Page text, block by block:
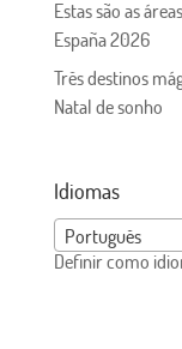
Estas são as
España 2026
Três destinos
Natal de sonho
Idiomas
Português
Definir como